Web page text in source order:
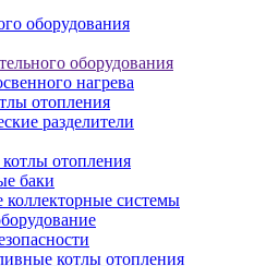
оборудования
оборудования
нагрева
отопления
разделители
отопления
баки
системы
котлы отопления